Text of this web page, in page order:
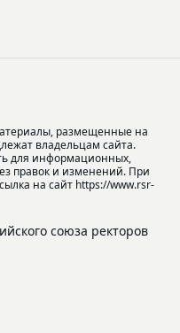
размещенные на
владельцам сайта.
для информационных,
правок и изменений. При
на сайт https://www.rsr-
союза ректоров